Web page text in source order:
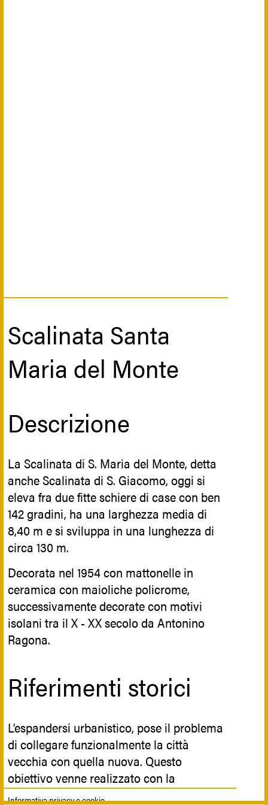
Scalinata Santa
Maria del Monte
Descrizione
La Scalinata di S. Maria del Monte, detta
anche Scalinata di S. Giacomo, oggi si
eleva fra due fitte schiere di case con ben
142 gradini, ha una larghezza media di
8,40 m e si sviluppa in una lunghezza di
circa 130 m.
Decorata nel 1954 con mattonelle in
ceramica con maioliche policrome,
successivamente decorate con motivi
isolani tra il X - XX secolo da Antonino
Ragona.
Riferimenti storici
L’espandersi urbanistico, pose il problema
di collegare funzionalmente la città
vecchia con quella nuova. Questo
obiettivo venne realizzato con la
scalinata nel 1606, operando un vasto
Informativa privacy e cookie.